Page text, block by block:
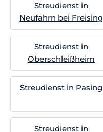
Streudienst in
Neufahrn bei Freising
Streudienst in
Oberschleißheim
Streudienst in Pasing
Streudienst in